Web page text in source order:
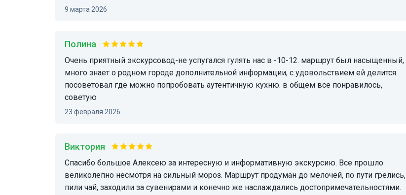
9 марта 2026
Полина
очень приятный экскурсовод-не успугался гулять нас в -10-12. маршрут был насыщенный,
много знает о родном городе дополнительной информации, с удовольствием ей делится.
посоветовал где можно попробовать аутентичную кухню. в общем все понравилось,
советую
23 февраля 2026
Виктория
Спасибо большое Алексею за интересную и информативную экскурсию. Все прошло
великолепно несмотря на сильный мороз. Маршрут продуман до мелочей, по пути грелись,
пили чай, заходили за сувенирами и конечно же наслаждались достопримечательностями.